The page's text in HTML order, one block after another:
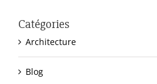
Catégories
Architecture
Blog